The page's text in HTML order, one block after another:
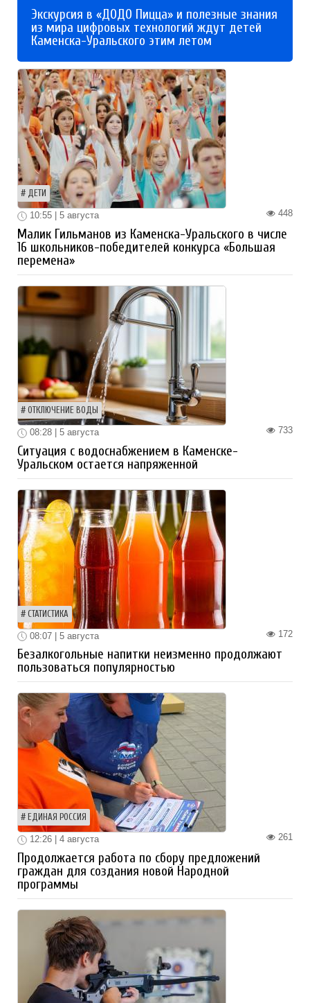
Экскурсия в «ДОДО Пицца» и полезные знания
из мира цифровых технологий ждут детей
Каменска-Уральского этим летом
ДЕТИ
448
10:55 | 5 августа
Малик Гильманов из Каменска-Уральского в числе
16 школьников-победителей конкурса «Большая
перемена»
ОТКЛЮЧЕНИЕ ВОДЫ
733
08:28 | 5 августа
Ситуация с водоснабжением в Каменске-
Уральском остается напряженной
СТАТИСТИКА
172
08:07 | 5 августа
Безалкогольные напитки неизменно продолжают
пользоваться популярностью
ЕДИНАЯ РОССИЯ
261
12:26 | 4 августа
Продолжается работа по сбору предложений
граждан для создания новой Народной
программы